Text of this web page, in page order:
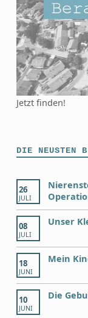
Jetzt finden!
DIE NEUSTEN
26
JULI
08
JULI
Unser
18
JUNI
Mein
10
JUNI
Die